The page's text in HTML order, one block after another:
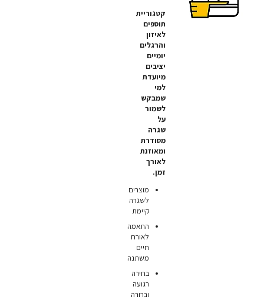
קטגוריית
תוספים
לאיזון
והרגלים
יומיים
יציבים
מיועדת
למי
שמבקש
לשמור
על
שגרה
מסודרת
ומאוזנת
לאורך
זמן.
מוצרים
לשגרה
קיימת
התאמה
לאורח
חיים
משתנה
בחירה
רגועה
וברורה